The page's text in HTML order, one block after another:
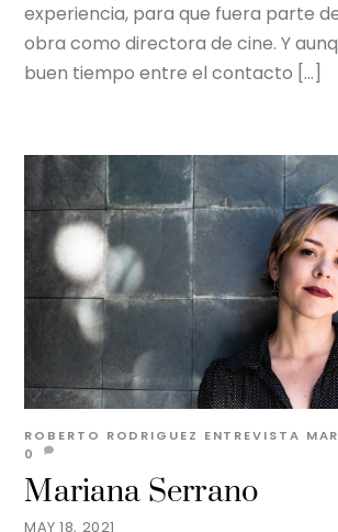
experiencia, para que fuera parte
obra como directora de cine. Y
buen tiempo entre el contacto […]
MAY 18, 2021
Mariana Serrano
ROBERTO RODRIGUEZ ENTREVISTA
0